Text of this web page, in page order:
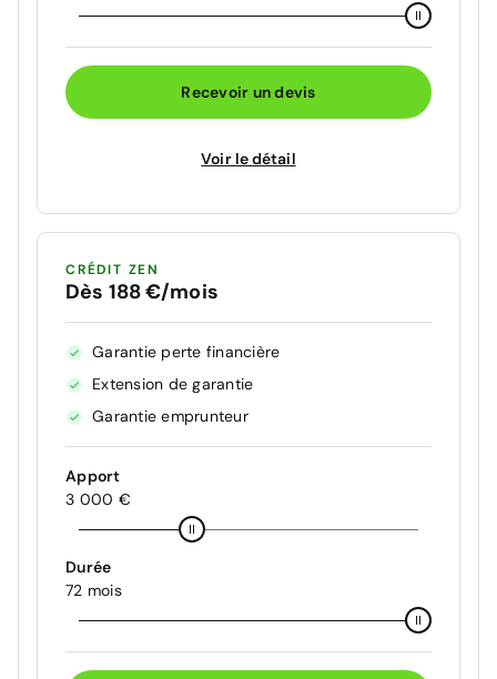
Recevoir un devis
Voir le détail
CRÉDIT ZEN
Dès 188 €/mois
Garantie perte financière
Extension de garantie
Garantie emprunteur
Apport
3 000 €
Durée
72 mois